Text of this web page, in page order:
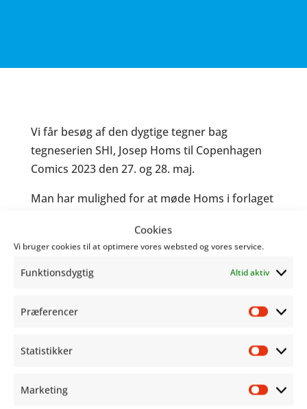
Cookies
Vi bruger cookies til at optimere vores websted og vores service.
Funktionsdygtig Altid aktiv
Præferencer
Statistikker
Marketing
Vi får besøg af den dygtige tegner bag
tegneserien SHI, Josep Homs til Copenhagen
Comics 2023 den 27. og 28. maj.
Man har mulighed for at møde Homs i forlaget
autografer/tegninger iSHI-albums.
Homs er også kendt for at lave tegneserie-
udgaven af Stig Larssons berømte